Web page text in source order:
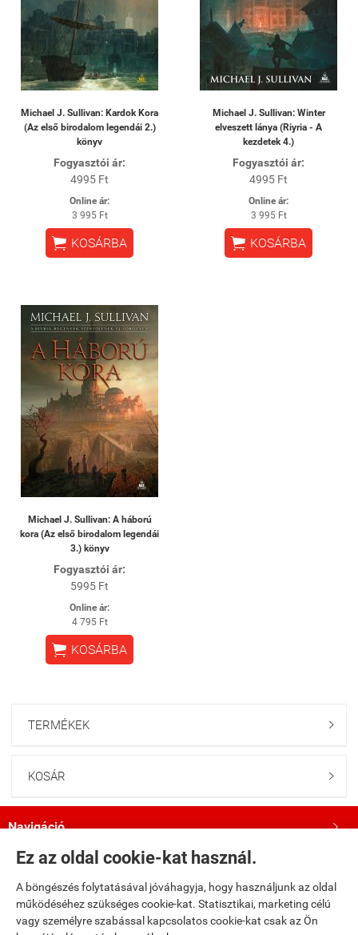
Ez az oldal cookie-kat használ.
A böngészés folytatásával jóváhagyja, hogy használjunk az oldal
működéséhez szükséges cookie-kat. Statisztikai, marketing célú
vagy személyre szabással kapcsolatos cookie-kat csak az Ön
Michael J. Sullivan: Kardok Kora
(Az első birodalom legendái 2.)
könyv
Fogyasztói ár:
4995 Ft
Online ár:
3 995 Ft
 KOSÁRBA
Michael J. Sullivan: Winter
elveszett lánya (Riyria - A
kezdetek 4.)
Fogyasztói ár:
4995 Ft
Online ár:
3 995 Ft
 KOSÁRBA
Michael J. Sullivan: A háború
kora (Az első birodalom legendái
3.) könyv
Fogyasztói ár:
5995 Ft
Online ár:
4 795 Ft
 KOSÁRBA
TERMÉKEK 
KOSÁR 
Navigáció 
Saját fiók
Bemutatkozás